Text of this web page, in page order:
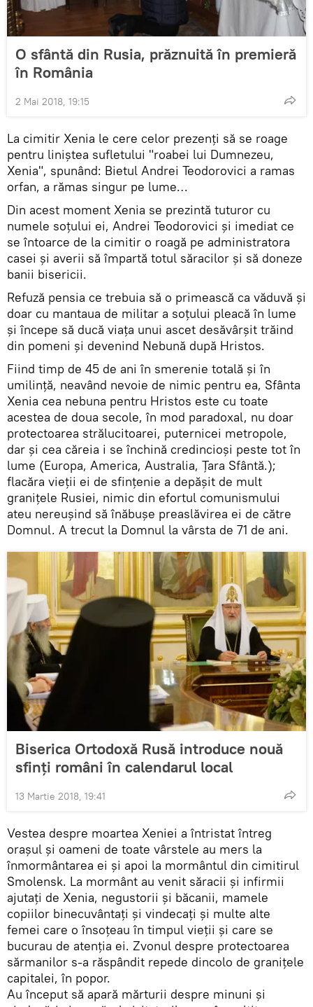
O sfântă din Rusia, prăznuită în premieră
în România
2 Mai 2018, 19:15
La cimitir Xenia le cere celor prezenţi să se roage
pentru liniştea sufletului "roabei lui Dumnezeu,
Xenia", spunând: Bietul Andrei Teodorovici a ramas
orfan, a rămas singur pe lume…
Din acest moment Xenia se prezintă tuturor cu
numele soţului ei, Andrei Teodorovici şi imediat ce
se întoarce de la cimitir o roagă pe administratora
casei şi averii să împartă totul săracilor şi să doneze
banii bisericii.
Refuză pensia ce trebuia să o primească ca văduvă şi
doar cu mantaua de militar a soţului pleacă în lume
şi începe să ducă viaţa unui ascet desăvârşit trăind
din pomeni şi devenind Nebună după Hristos.
Fiind timp de 45 de ani în smerenie totală și în
umilință, neavând nevoie de nimic pentru ea, Sfânta
Xenia cea nebuna pentru Hristos este cu toate
acestea de doua secole, în mod paradoxal, nu doar
protectoarea strălucitoarei, puternicei metropole,
dar și cea căreia i se închină credincioși peste tot în
lume (Europa, America, Australia, Țara Sfântă.);
flacăra vieții ei de sfințenie a depășit de mult
granițele Rusiei, nimic din efortul comunismului
ateu nereușind să înăbușe preaslăvirea ei de către
Domnul. A trecut la Domnul la vârsta de 71 de ani.
Biserica Ortodoxă Rusă introduce nouă
sfinți români în calendarul local
13 Martie 2018, 19:41
Vestea despre moartea Xeniei a întristat întreg
oraşul şi oameni de toate vârstele au mers la
înmormântarea ei şi apoi la mormântul din cimitirul
Smolensk. La mormânt au venit săracii şi infirmii
ajutaţi de Xenia, negustorii şi băcanii, mamele
copiilor binecuvântaţi şi vindecaţi şi multe alte
femei care o însoţeau în timpul vieţii şi care se
bucurau de atenţia ei. Zvonul despre protectoarea
sărmanilor s-a răspândit repede dincolo de graniţele
capitalei, în popor.
Au început să apară mărturii despre minuni şi